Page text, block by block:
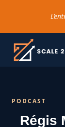
PODCAST
Régis